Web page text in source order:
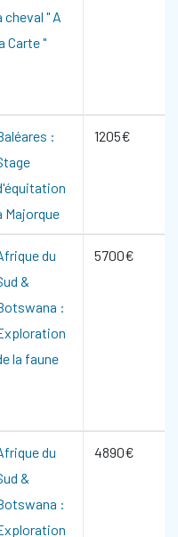
cheval " A
Carte "
:
Majorque
1205€
du
&
:
la faune
5700€
du
&
:
4890€